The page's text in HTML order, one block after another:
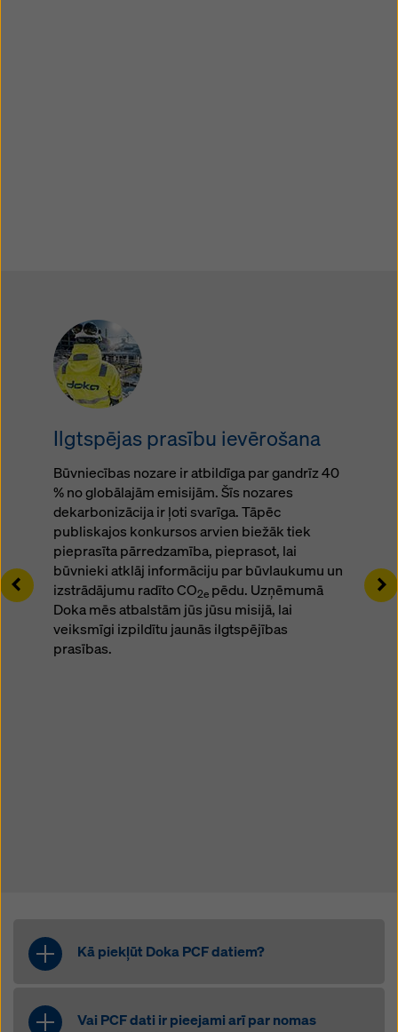
Ilgtspējas prasību ievērošana
Būvniecības nozare ir atbildīga par gandrīz 40
% no globālajām emisijām. Šīs nozares
dekarbonizācija ir ļoti svarīga. Tāpēc
publiskajos konkursos arvien biežāk tiek
pieprasīta pārredzamība, pieprasot, lai
būvnieki atklāj informāciju par būvlaukumu un
izstrādājumu radīto CO2e pēdu. Uzņēmumā
Doka mēs atbalstām jūs jūsu misijā, lai
veiksmīgi izpildītu jaunās ilgtspējības
prasības.
Left
Kā piekļūt Doka PCF datiem?
vairākos veidos: Datus var sniegt kā
Vai PCF dati ir pieejami arī par nomas